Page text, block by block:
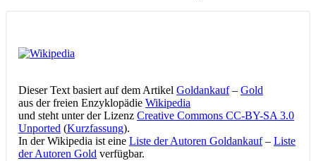
Dieser Text basiert auf dem Artikel Goldankauf– Gold
aus der freien Enzyklopädie Wikipedia
und steht unter der Lizenz Creative Commons CC-BY-SA 3.0
Unported (Kurzfassung).
In der Wikipedia ist eine Liste der Autoren Goldankauf– Liste
der Autoren Gold verfügbar.